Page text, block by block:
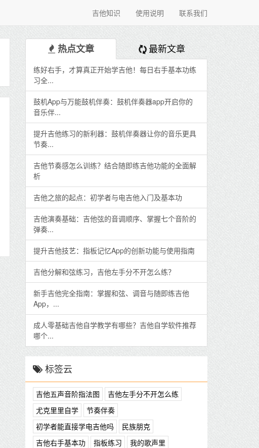
吉他知识 使用说明 联系我们
热点文章 最新文章
练好右手，才算真正开始学吉他！每日右手基本功练
习全...
鼓机App与万能鼓机伴奏：鼓机伴奏器app开启你的
音乐伴...
提升吉他练习的新利器：鼓机伴奏器让你的音乐更具
节奏...
吉他节奏感怎么训练？结合随即练吉他功能的全面解
析
吉他之旅的起点：初学者与电吉他入门及基本功
吉他演奏基础：吉他弦的音调顺序、掌握七个音阶的
弹奏...
提升吉他技艺：指板记忆App的创新功能与使用指南
吉他分解和弦练习，吉他左手分不开怎么练？
新手吉他完全指南：掌握和弦、调音与随即练吉他
App，...
成人零基础吉他自学教学有哪些？吉他自学软件推荐
哪个...
标签云
吉他五声音阶指法图
吉他左手分不开怎么练
尤克里里自学
节奏伴奏
初学者能直接学电吉他吗
民族朋克
吉他右手基本功
指板练习
我的歌声里